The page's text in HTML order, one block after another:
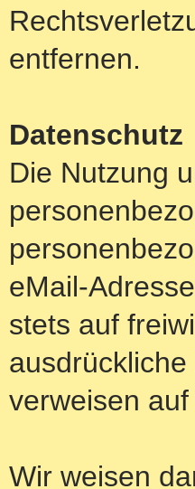
entfernen.
Datenschutz
Die Nutzung
eMail-
stets auf
verweisen auf
Wir weisen